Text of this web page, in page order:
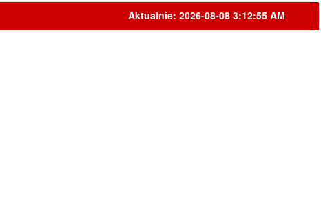
Aktualnie: 2026-08-08 3:12:55 AM